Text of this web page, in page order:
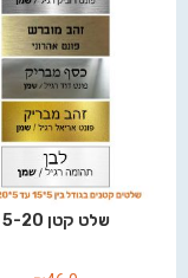
שלט קטן 5-20